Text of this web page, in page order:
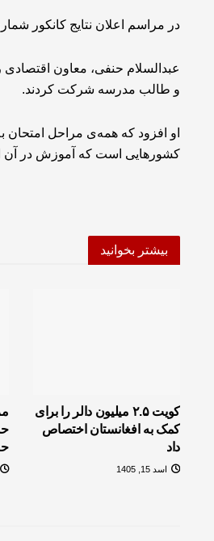
در مراسم اعلان نتایج کانکور
و طالب مدرسه شرکت کردند.
او افزود که همه‌ی مراحل
کشورهایی است که آموزش در آن
بیشتر بخوانید
کویت ۲.۵ میلیون دالر را برای
کمک به افغانستان اختصاص
داد
اسد 15, 1405